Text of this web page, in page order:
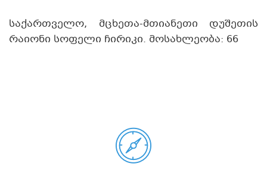
საქართველო, მცხეთა-მთიანეთი დუშეთის
რაიონი სოფელი ჩირიკი. მოსახლეობა: 66